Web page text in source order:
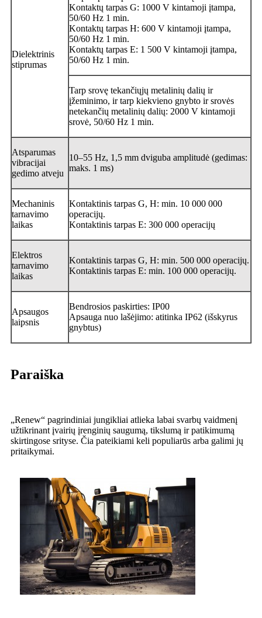
Dielektrinis
stiprumas
Kontaktų tarpas G: 1000 V kintamoji įtampa,
50/60 Hz 1 min.
Kontaktų tarpas H: 600 V kintamoji įtampa,
50/60 Hz 1 min.
Kontaktų tarpas E: 1 500 V kintamoji įtampa,
50/60 Hz 1 min.
Tarp srovę tekančiųjų metalinių dalių ir
įžeminimo, ir tarp kiekvieno gnybto ir srovės
netekančių metalinių dalių: 2000 V kintamoji
srovė, 50/60 Hz 1 min.
Atsparumas
vibracijai
gedimo atveju
10–55 Hz, 1,5 mm dviguba amplitudė (gedimas:
maks. 1 ms)
Mechaninis
tarnavimo
laikas
Kontaktinis tarpas G, H: min. 10 000 000
operacijų.
Kontaktinis tarpas E: 300 000 operacijų
Elektros
tarnavimo
laikas
Kontaktinis tarpas G, H: min. 500 000 operacijų.
Kontaktinis tarpas E: min. 100 000 operacijų.
Apsaugos
laipsnis
Bendrosios paskirties: IP00
Apsauga nuo lašėjimo: atitinka IP62 (išskyrus
gnybtus)
Paraiška
„Renew“ pagrindiniai jungikliai atlieka labai svarbų vaidmenį
užtikrinant įvairių įrenginių saugumą, tikslumą ir patikimumą
skirtingose ​​srityse. Čia pateikiami keli populiarūs arba galimi jų
pritaikymai.